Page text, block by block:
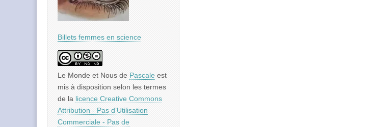
Billets femmes en science
Le Monde et Nous de Pascale est
mis à disposition selon les termes
de la licence Creative Commons
Attribution - Pas d’Utilisation
Commerciale - Pas de